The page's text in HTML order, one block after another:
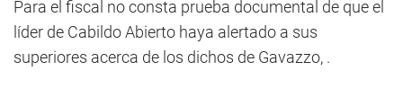
Para el fiscal no consta prueba documental de que el
líder de Cabildo Abierto haya alertado a sus
superiores acerca de los dichos de Gavazzo, .